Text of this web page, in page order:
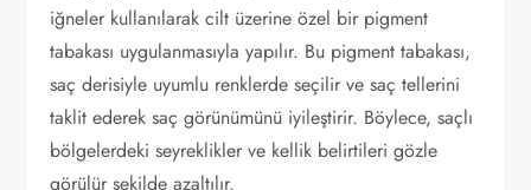
iğneler kullanılarak cilt üzerine özel bir pigment
tabakası uygulanmasıyla yapılır. Bu pigment tabakası,
saç derisiyle uyumlu renklerde seçilir ve saç tellerini
taklit ederek saç görünümünü iyileştirir. Böylece, saçlı
bölgelerdeki seyreklikler ve kellik belirtileri gözle
görülür şekilde azaltılır.